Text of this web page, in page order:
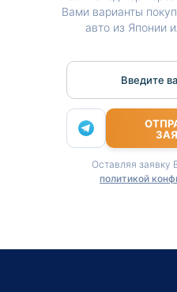
Вами варианты
авто из Японии
Введите
Оставляя заявку
политикой